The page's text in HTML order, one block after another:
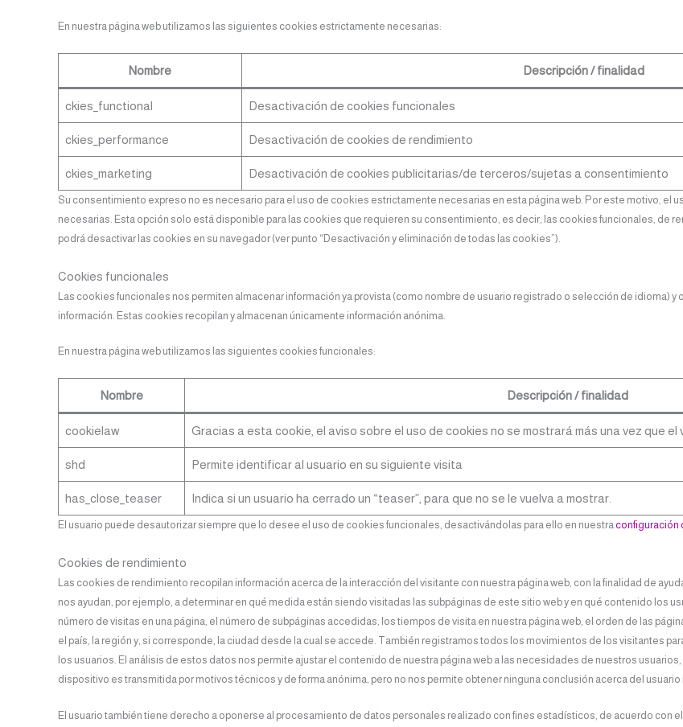
En nuestra página web utilizamos las siguientes cookies estrictamente necesarias:
Nombre Descripción / finalidad
ckies_functional Desactivación de cookies funcionales
ckies_performance Desactivación de cookies de rendimiento
ckies_marketing Desactivación de cookies publicitarias/de terceros/sujetas a consentimiento
Su consentimiento expreso no es necesario para el uso de cookies estrictamente necesarias en esta página web. Por este motivo, el
necesarias. Esta opción solo está disponible para las cookies que requieren su consentimiento, es decir, las cookies funcionales, de
podrá desactivar las cookies en su navegador (ver punto “Desactivación y eliminación de todas las cookies”).
Cookies funcionales
Las cookies funcionales nos permiten almacenar información ya provista (como nombre de usuario registrado o selección de idioma)
información. Estas cookies recopilan y almacenan únicamente información anónima.
En nuestra página web utilizamos las siguientes cookies funcionales:
Nombre Descripción / finalidad
cookielaw Gracias a esta cookie, el aviso sobre el uso de cookies no se mostrará más una vez que
shd Permite identificar al usuario en su siguiente visita
has_close_teaser Indica si un usuario ha cerrado un “teaser”, para que no se le vuelva a mostrar.
El usuario puede desautorizar siempre que lo desee el uso de cookies funcionales, desactivándolas para ello en nuestraconfiguración
Cookies de rendimiento
Las cookies de rendimiento recopilan información acerca de la interacción del visitante con nuestra página web, con la finalidad de
nos ayudan, por ejemplo, a determinar en qué medida están siendo visitadas las subpáginas de este sitio web y en qué contenido los
número de visitas en una página, el número de subpáginas accedidas, los tiempos de visita en nuestra página web, el orden de las
el país, la región y, si corresponde, la ciudad desde la cual se accede. También registramos todos los movimientos de los visitantes
los usuarios. El análisis de estos datos nos permite ajustar el contenido de nuestra página web a las necesidades de nuestros
dispositivo es transmitida por motivos técnicos y de forma anónima, pero no nos permite obtener ninguna conclusión acerca del usuario
El usuario también tiene derecho a oponerse al procesamiento de datos personales realizado con fines estadísticos, de acuerdo con el